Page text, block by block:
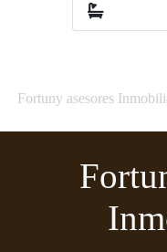
Fortuny asesores